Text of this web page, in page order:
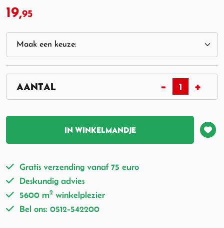
19,95
IN WINKELMANDJE
Gratis verzending vanaf 75 euro
Deskundig advies
5600 m2 winkelplezier
Bel ons: 0512-542200